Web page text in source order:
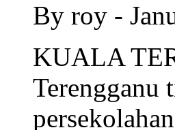
By roy -
KUALA
Terengganu